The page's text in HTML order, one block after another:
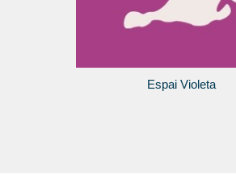
Espai Violeta